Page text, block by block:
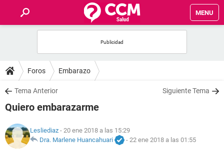
MENU
FOROS
SALUD
FAMILIA
NUTRICIÓN
Foros Embarazo
Tema Anterior Siguiente Tema
Quiero embarazarme
Lesliediaz - 20 ene 2018 a las 15:29
Dra. Marlene Huancahuari
- 22 ene 2018 a las 01:55